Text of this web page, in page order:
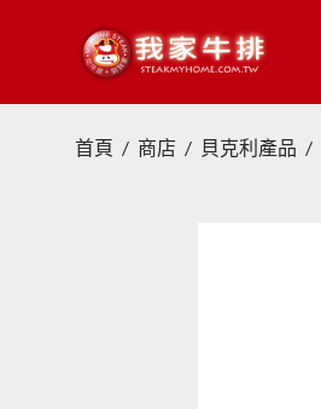
首頁 / 商店 / 貝克利產品 /